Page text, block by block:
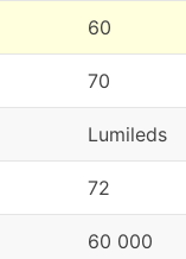
60
70
Lumileds
72
60 000